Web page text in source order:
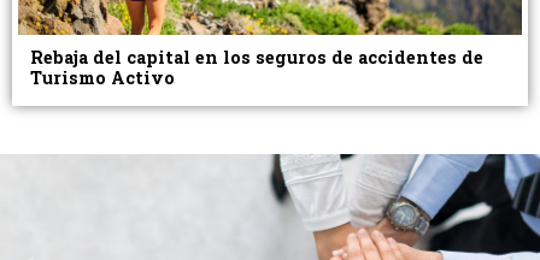
Rebaja del capital en los seguros de accidentes de
Turismo Activo